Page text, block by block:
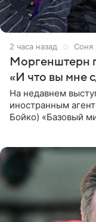
2 часа назад Соня
Моргенштерн
«И что вы мне
На недавнем
иностранным
Бойко) «Базовый